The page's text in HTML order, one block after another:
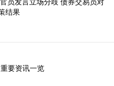
结果
要资讯一览